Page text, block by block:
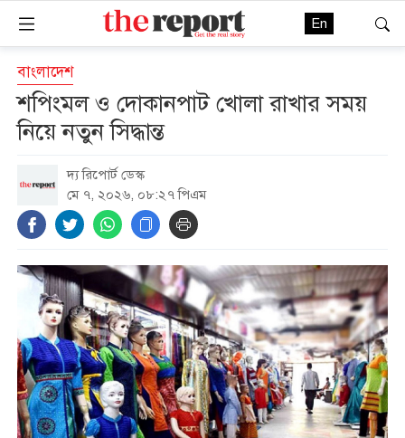
En
বাংলাদেশ
শপিংমল ও দোকানপাট খোলা রাখার সময়
নিয়ে নতুন সিদ্ধান্ত
দ্য রিপোর্ট ডেস্ক
মে ৭, ২০২৬, ০৮:২৭ পিএম